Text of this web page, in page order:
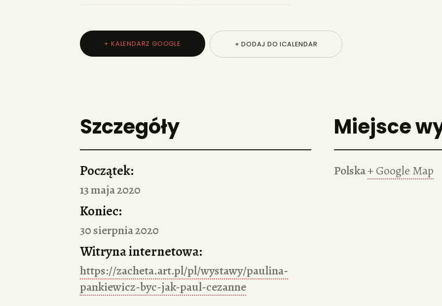
+ KALENDARZ GOOGLE + DODAJ DO ICALENDAR
Szczegóły
Początek:
13 maja 2020
Koniec:
30 sierpnia 2020
Witryna internetowa:
https://zacheta.art.pl/pl/wystawy/paulina-
pankiewicz-byc-jak-paul-cezanne
Miejsce
Polska+ Google Map